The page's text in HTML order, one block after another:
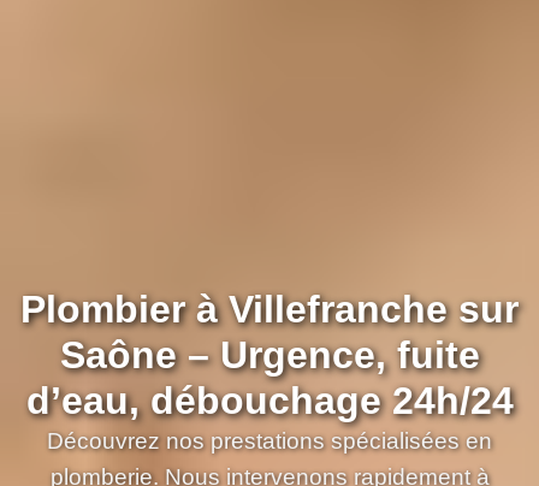
Plombier à Villefranche sur
Saône – Urgence, fuite
d’eau, débouchage 24h/24
Découvrez nos prestations spécialisées en